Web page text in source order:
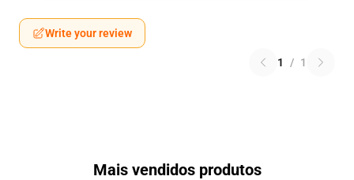
Write your review
1 / 1
Mais vendidos produtos